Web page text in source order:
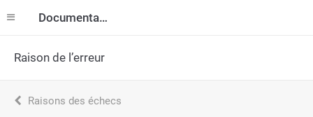
Documentation
Raison de l’erreur
Raisons des échecs